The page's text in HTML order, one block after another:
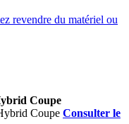
Coupe
Consulter le